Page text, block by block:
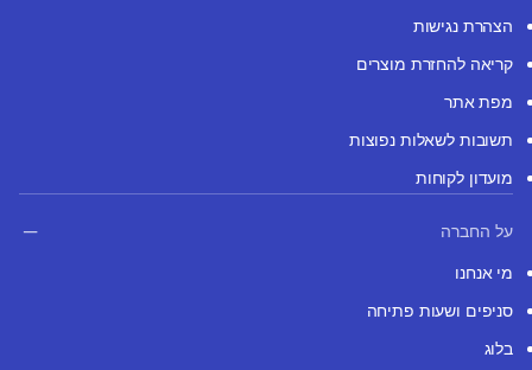
הצהרת נגישות
קריאה להחזרת מוצרים
מפת אתר
תשובות לשאלות נפוצות
מועדון לקוחות
על החברה
מי אנחנו
סניפים ושעות פתיחה
בלוג